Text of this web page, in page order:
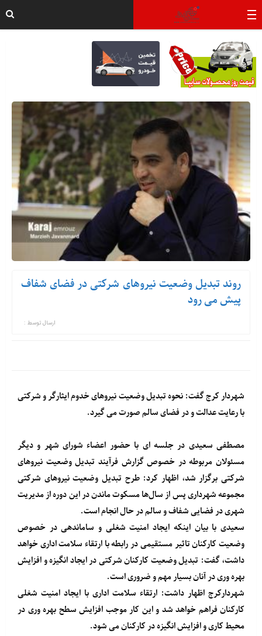
روند تبدیل وضعیت نیروهای شرکتی در فضای شفاف
پیش می رود
ارسال توسط :
شهردار کرج گفت: نحوه تبدیل وضعیت نیروهای خدوم ایثارگر و شرکتی
با رعایت عدالت و در فضای سالم صورت می گیرد.
مصطفی سعیدی در جلسه ای با حضور اعضاء شورای شهر و دیگر
مسئولان مربوطه در خصوص گزارش فرآیند تبدیل وضعیت نیروهای
شرکتی برگزار شد، اظهار کرد: طرح تبدیل وضعیت نیروهای شرکتی
مجموعه شهرداری پس از سال‌ها مسکوت ماندن در این دوره از مدیریت
شهری در فضایی شفاف و سالم در حال انجام است.
سعیدی با بیان اینکه ایجاد امنیت شغلی و ساماندهی در خصوص
وضعیت کارکنان تاثیر مستقیمی در رابطه با ارتقاء سلامت اداری خواهد
داشت، گفت: تبدیل وضعیت کارکنان شرکتی در ایجاد انگیزه و افزایش
بهره وری در آنان بسیار مهم و ضروری است.
شهردارکرج اظهار داشت: ارتقاء سلامت اداری با ایجاد امنیت شغلی
کارکنان فراهم خواهد شد و این کار موجب افزایش سطح بهره وری در
محیط کاری و افزایش انگیزه در کارکنان می شود.